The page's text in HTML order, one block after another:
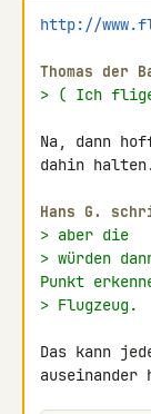
http://
Thomas der
> ( Ich flige
Na, dann
dahin
Hans G.
> aber die
> würden
Punkt
> Flugzeug.
Das kann
auseinander